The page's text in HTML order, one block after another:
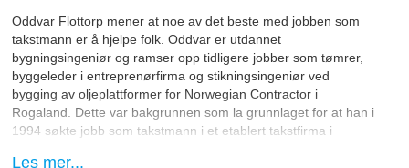
Oddvar Flottorp mener at noe av det beste med jobben som
takstmann er å hjelpe folk. Oddvar er utdannet
bygningsingeniør og ramser opp tidligere jobber som tømrer,
byggeleder i entreprenørfirma og stikningsingeniør ved
bygging av oljeplattformer for Norwegian Contractor i
Rogaland. Dette var bakgrunnen som la grunnlaget for at han i
1994 søkte jobb som takstmann i et etablert takstfirma i
Les mer...